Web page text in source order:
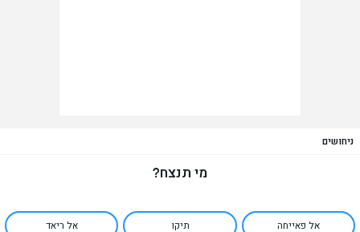
ניחושים
מי תנצח?
אל פאייחה תיקו אל ריאד